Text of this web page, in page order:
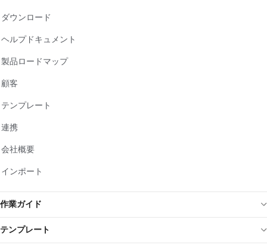
ダウンロード
ヘルプドキュメント
製品ロードマップ
顧客
テンプレート
連携
会社概要
インポート
作業ガイド
テンプレート